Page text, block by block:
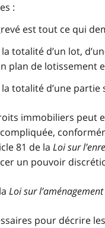
:
est tout ce qui
totalité d’un lot,
plan de lotissement
totalité d’une
immobiliers peut
81 de la Loi sur
un pouvoir
Loi sur
pour décrire